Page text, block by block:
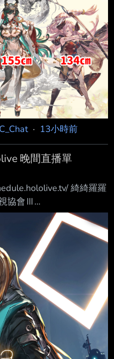
CY設計師的性癖導致
· 13小時前
晚間直播單
綺綺羅羅
協會Ⅲ
watch?
そら 「日日向光」公演
watch?
みこ、雪花ラミィ 「熱
watch?
塊 アステル・レダ：